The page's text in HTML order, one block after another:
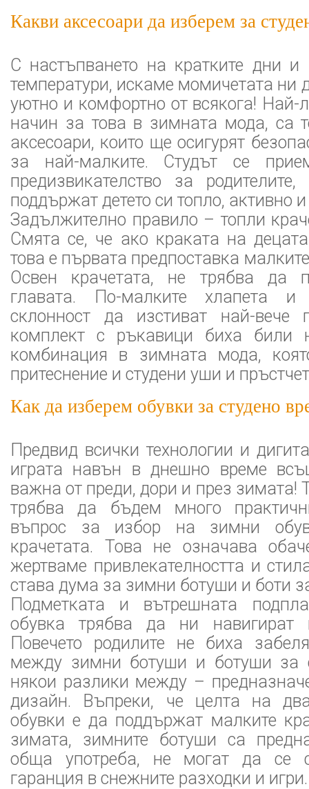
Какви аксесоари да изберем за
С настъпването на кратките дни
температури, искаме момичетата ни
уютно и комфортно от всякога! Най-
начин за това в зимната мода, са
аксесоари, които ще осигурят
за най-малките. Студът се
предизвикателство за
поддържат детето си топло, активно
Задължително правило – топли
Смята се, че ако краката на
това е първата предпоставка
Освен крачетата, не трябва да
главата. По-малките хлапета и
склонност да изстиват най-вече
комплект с ръкавици биха били
комбинация в зимната мода,
притеснение и студени уши и
Как да изберем обувки за студено
Предвид всички технологии и
играта навън в днешно време
важна от преди, дори и през зимата!
трябва да бъдем много
въпрос за избор на зимни
крачетата. Това не означава
жертваме привлекателността и
става дума за зимни ботуши и боти
Подметката и вътрешната
обувка трябва да ни навигират
Повечето родилите не биха
между зимни ботуши и ботуши за
някои разлики между –
дизайн. Въпреки, че целта на
обувки е да поддържат малките
зимата, зимните ботуши са
обща употреба, не могат да се
гаранция в снежните разходки и игри.